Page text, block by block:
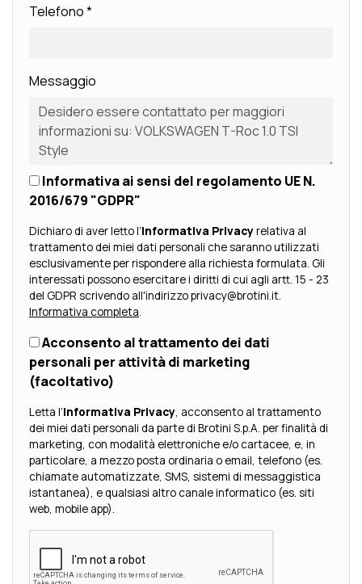
Telefono*
Messaggio
Informativa ai sensi del regolamento UE N.
2016/679 "GDPR"
Dichiaro di aver letto l’Informativa Privacyrelativa al
trattamento dei miei dati personali che saranno utilizzati
esclusivamente per rispondere alla richiesta formulata. Gli
interessati possono esercitare i diritti di cui agli artt. 15 - 23
del GDPR scrivendo all'indirizzo privacy@brotini.it.
Informativa completa.
Acconsento al trattamento dei dati
personali per attività di marketing
(facoltativo)
Letta l’Informativa Privacy, acconsento al trattamento
dei miei dati personali da parte di Brotini S.p.A. per finalità di
marketing, con modalità elettroniche e/o cartacee, e, in
particolare, a mezzo posta ordinaria o email, telefono (es.
chiamate automatizzate, SMS, sistemi di messaggistica
istantanea), e qualsiasi altro canale informatico (es. siti
web, mobile app).